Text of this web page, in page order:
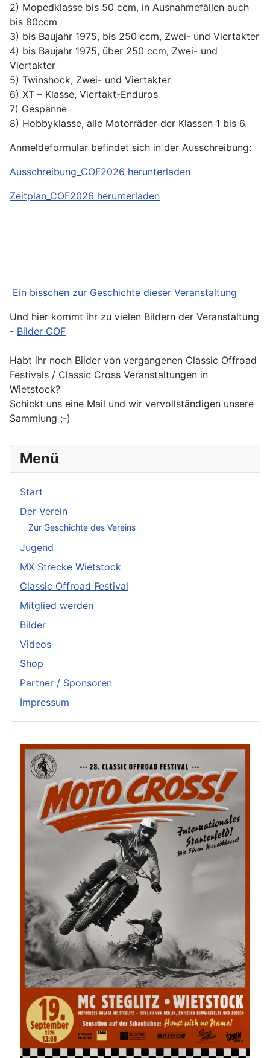
2) Mopedklasse bis 50 ccm, in Ausnahmefällen auch
bis 80ccm
3) bis Baujahr 1975, bis 250 ccm, Zwei- und Viertakter
4) bis Baujahr 1975, über 250 ccm, Zwei- und
Viertakter
5) Twinshock, Zwei- und Viertakter
6) XT – Klasse, Viertakt-Enduros
7) Gespanne
8) Hobbyklasse, alle Motorräder der Klassen 1 bis 6.
Anmeldeformular befindet sich in der Ausschreibung:
Ausschreibung_COF2026 herunterladen
Zeitplan_COF2026 herunterladen
Ein bisschen zur Geschichte dieser Veranstaltung
Und hier kommt ihr zu vielen Bildern der Veranstaltung
- Bilder COF
Habt ihr noch Bilder von vergangenen Classic Offroad
Festivals / Classic Cross Veranstaltungen in
Wietstock?
Schickt uns eine Mail und wir vervollständigen unsere
Sammlung ;-)
Menü
Start
Der Verein
Zur Geschichte des Vereins
Jugend
MX Strecke Wietstock
Classic Offroad Festival
Mitglied werden
Bilder
Videos
Shop
Partner / Sponsoren
Impressum